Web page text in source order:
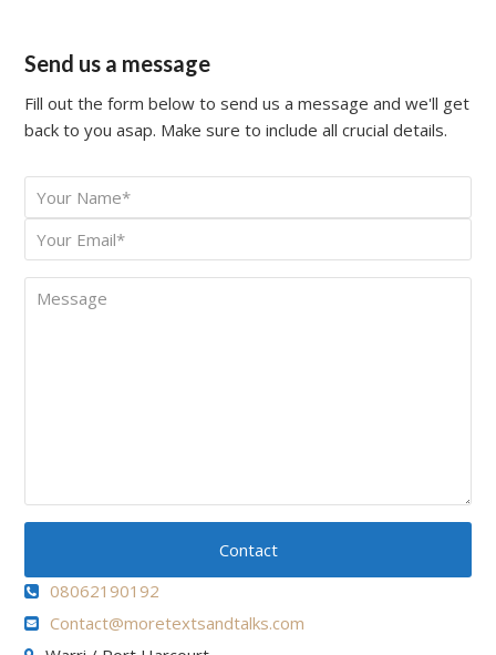
Send us a message
Fill out the form below to send us a message and we'll get
back to you asap. Make sure to include all crucial details.
Your
Name *
Your
Email
Message
Contact
08062190192
Contact@moretextsandtalks.com